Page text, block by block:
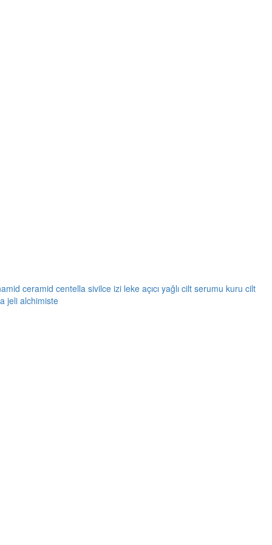
ceramid centella sivilce izi leke açıcı yağlı cilt serumu kuru cilt
jeli alchimiste